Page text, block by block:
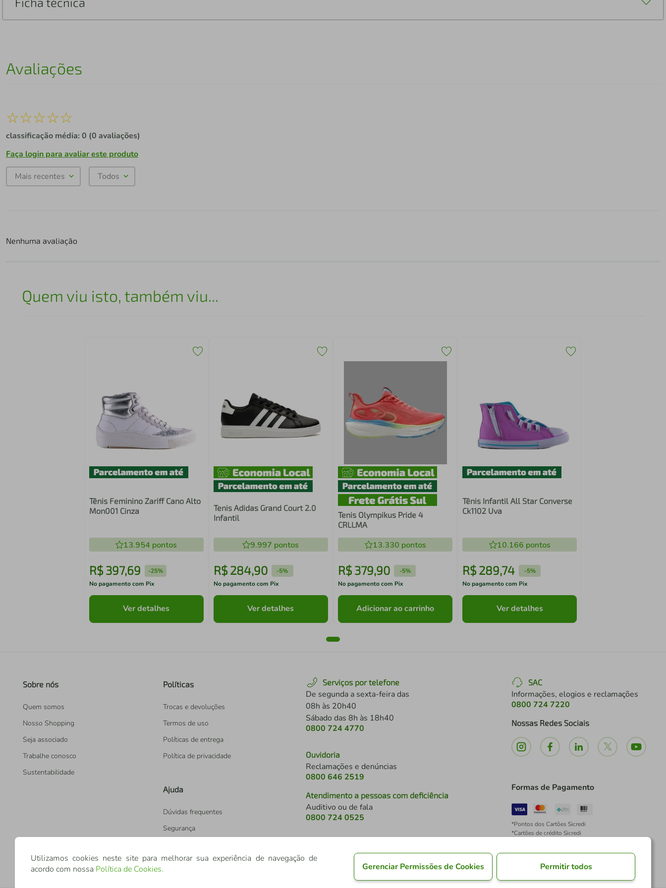
Avaliações
☆☆☆☆☆
classificação média: 0 (0 avaliações)
Faça login para avaliar este produto
Mais recentes Todos
Nenhuma avaliação
Quem viu isto, também viu...
Tênis Feminino Zariff Cano Alto
Mon001 Cinza
13.954 pontos
R$ 397,69 -25%
No pagamento com Pix
Ver detalhes
Tenis Adidas Grand Court 2.0
Infantil
9.997 pontos
R$ 284,90 -5%
No pagamento com Pix
Ver detalhes
Tenis Olympikus Pride 4
CRLLMA
13.330 pontos
R$ 379,90 -5%
No pagamento com Pix
Adicionar ao carrinho
Tênis Infantil All Star Converse
Ck1102 Uva
10.166 pontos
R$ 289,74 -5%
No pagamento com Pix
Ver detalhes
Sobre nós
Quem somos
Nosso Shopping
Seja associado
Trabalhe conosco
Sustentabilidade
Políticas
Trocas e devoluções
Termos de uso
Políticas de entrega
Política de privacidade
Ajuda
Dúvidas frequentes
Segurança
Serviços por telefone
De segunda a sexta-feira das
08h às 20h40
Sábado das 8h às 18h40
0800 724 4770
Ouvidoria
Reclamações e denúncias
0800 646 2519
Atendimento a pessoas com deficiência
Auditivo ou de fala
0800 724 0525
SAC
Informações, elogios e reclamações
0800 724 7220
Nossas Redes Sociais
Formas de Pagamento
*Pontos dos Cartões Sicredi
*Cartões de crédito Sicredi
Utilizamos cookies neste site para melhorar sua experiência de navegação de
acordo com nossa Política de Cookies. Gerenciar Permissões de Cookies Permitir todos